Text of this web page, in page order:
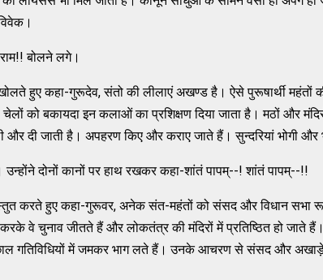
बोलने लगे।
खोलते हुए कहा-गुरूदेव, संतो की लीलाएं अखण्ड है। ऐसे पुरूषार्थी महंतों
को बकायदा इन कलाओं का प्रशिक्षण दिया जाता है। मठों और
और दी जाती है। अपहरण किए और कराए जाते हैं। सुन्दरियां भोगी और
दोनों कानों पर हाथ रखकर कहा-शांतं पापम्--! शांतं पापम्--!!
करते हुए कहा-गुरूवर, अनेक संत-महंतों को संसद और विधान सभा
वे चुनाव जीतते हैं और लोकतंत्र की मंदिरों में प्रतिष्ठित हो जाते हैं।
गतिविधियों में जमकर भाग लते हैं। उनके आचरण से संसद और अखाड़े